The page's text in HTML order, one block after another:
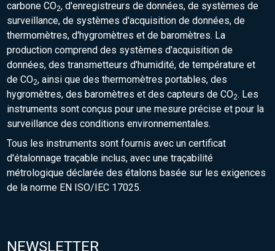
carbone CO2, d'enregistreurs de données, de systèmes de
surveillance, de systèmes d'acquisition de données, de
thermomètres, d'hygromètres et de baromètres. La
production comprend des systèmes d'acquisition de
données, des transmetteurs d'humidité, de température et
de CO2, ainsi que des thermomètres portables, des
hygromètres, des baromètres et des capteurs de CO2. Les
instruments sont conçus pour une mesure précise et pour la
surveillance des conditions environnementales.
Tous les instruments sont fournis avec un certificat
d'étalonnage traçable inclus, avec une traçabilité
métrologique déclarée des étalons basée sur les exigences
de la norme EN ISO/IEC 17025.
NEWSLETTER